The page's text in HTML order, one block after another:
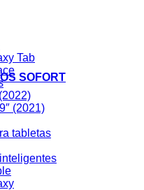
SOFORT
Tab
(2021)
tabletas